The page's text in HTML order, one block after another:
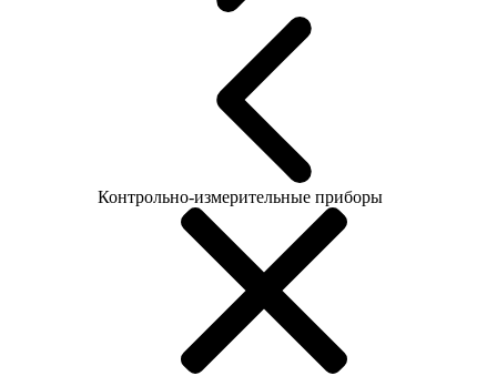
Контрольно-измерительные приборы